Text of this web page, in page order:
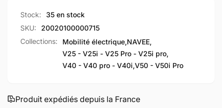
Stock:
35 en stock
SKU:
20020100000715
Collections:
Mobilité électrique,NAVEE,
V25 - V25i - V25 Pro - V25i pro,
V40 - V40 pro - V40i,V50 - V50i Pro
Produit expédiés depuis la France